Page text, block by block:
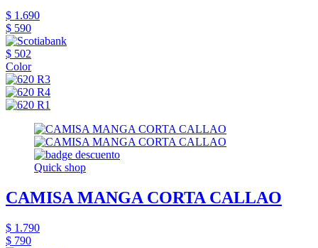
$ 1.690
$ 590
$ 502
Color
Quick shop
CAMISA MANGA CORTA CALLAO
$ 1.790
$ 790